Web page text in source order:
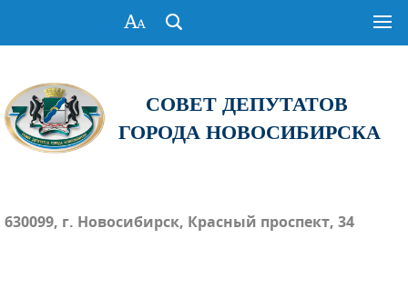
СОВЕТ ДЕПУТАТОВ
ГОРОДА НОВОСИБИРСКА
630099, г. Новосибирск, Красный проспект, 34